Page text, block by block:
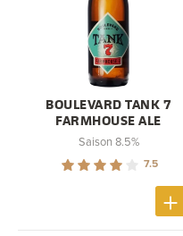
BOULEVARD TANK 7
FARMHOUSE ALE
Saison 8.5%
7.5